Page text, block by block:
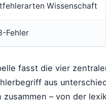
Wissenschaft
Fehler
fasst die vier
aus
zusammen – von der